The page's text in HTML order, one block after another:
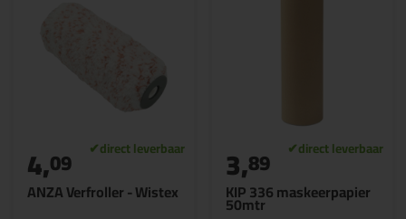
ANZA Verfroller - Wistex
4,09
KIP 336 maskeerpapier
50mtr
3,89